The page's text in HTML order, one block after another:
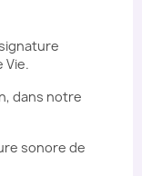
Vie.
dans notre
sonore de